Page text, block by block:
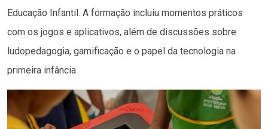
Educação Infantil. A formação incluiu momentos práticos
com os jogos e aplicativos, além de discussões sobre
ludopedagogia, gamificação e o papel da tecnologia na
primeira infância.